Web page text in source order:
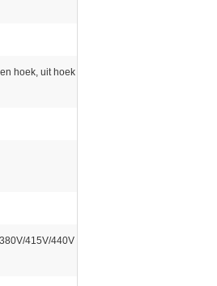
hoek, uit hoek
415V/440V